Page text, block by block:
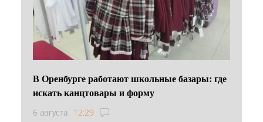
В Оренбурге работают школьные базары: где
искать канцтовары и форму
6 августа 12:29